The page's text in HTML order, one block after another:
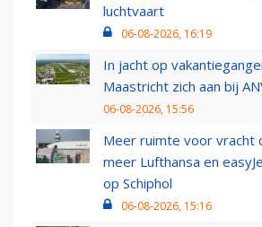
luchtvaart
06-08-2026, 16:19
In jacht op
Maastricht zich aan bij
06-08-2026, 15:56
Meer ruimte voor vracht
meer Lufthansa en
op Schiphol
06-08-2026, 15:16